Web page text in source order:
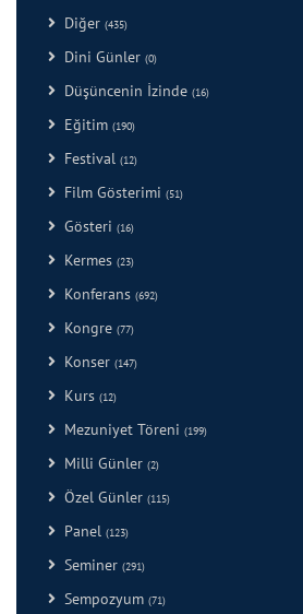
Diğer (435)
Dini Günler (0)
Düşüncenin İzinde (16)
Eğitim (190)
Festival (12)
Film Gösterimi (51)
Gösteri (16)
Kermes (23)
Konferans (692)
Kongre (77)
Konser (147)
Kurs (12)
Mezuniyet Töreni (199)
Milli Günler (2)
Özel Günler (115)
Panel (123)
Seminer (291)
Sempozyum (71)